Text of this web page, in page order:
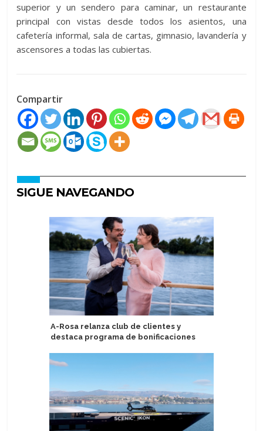
superior y un sendero para caminar, un restaurante
principal con vistas desde todos los asientos, una
cafetería informal, sala de cartas, gimnasio, lavandería y
ascensores a todas las cubiertas.
Compartir
SIGUE NAVEGANDO
A-Rosa relanza club de clientes y
destaca programa de bonificaciones